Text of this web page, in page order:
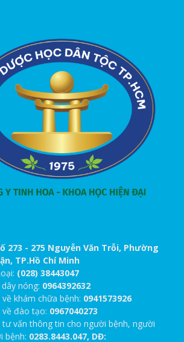
273 - 275 Nguyễn Văn Trỗi, Phường
TP.Hồ Chí Minh
(028) 38443047
nóng: 0964392632
khám chữa bệnh: 0941573926
về đào tạo: 0967040273
tư vấn thông tin cho người bệnh, người
bệnh: 0283.8443.047, DĐ: